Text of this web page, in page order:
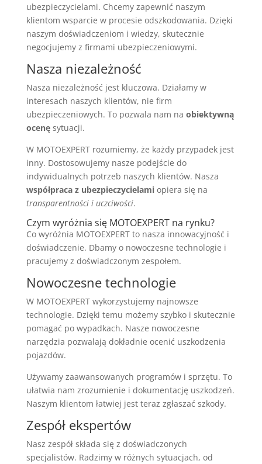
ubezpieczycielami. Chcemy zapewnić naszym
klientom wsparcie w procesie odszkodowania. Dzięki
naszym doświadczeniom i wiedzy, skutecznie
negocjujemy z firmami ubezpieczeniowymi.
Nasza niezależność
Nasza niezależność jest kluczowa. Działamy w
interesach naszych klientów, nie firm
ubezpieczeniowych. To pozwala nam na obiektywną
ocenęsytuacji.
W MOTOEXPERT rozumiemy, że każdy przypadek jest
inny. Dostosowujemy nasze podejście do
indywidualnych potrzeb naszych klientów. Nasza
współpraca z ubezpieczycielamiopiera się na
transparentności i uczciwości.
Czym wyróżnia się MOTOEXPERT na rynku?
Co wyróżnia MOTOEXPERT to nasza innowacyjność i
doświadczenie. Dbamy o nowoczesne technologie i
pracujemy z doświadczonym zespołem.
Nowoczesne technologie
W MOTOEXPERT wykorzystujemy najnowsze
technologie. Dzięki temu możemy szybko i skutecznie
pomagać po wypadkach. Nasze nowoczesne
narzędzia pozwalają dokładnie ocenić uszkodzenia
pojazdów.
Używamy zaawansowanych programów i sprzętu. To
ułatwia nam zrozumienie i dokumentację uszkodzeń.
Naszym klientom łatwiej jest teraz zgłaszać szkody.
Zespół ekspertów
Nasz zespół składa się z doświadczonych
specjalistów. Radzimy w różnych sytuacjach, od